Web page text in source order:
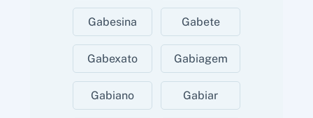
Gabesina Gabete
Gabexato Gabiagem
Gabiano Gabiar